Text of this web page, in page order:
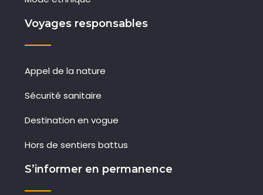
Voyages responsables
Appel de la nature
Sécurité sanitaire
Destination en vogue
Hors de sentiers battus
S’informer en permanence